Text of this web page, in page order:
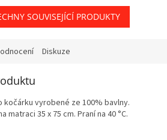
SOUVISEJÍCÍ PRODUKTY
Diskuze
vyrobené ze 100% bavlny.
matraci 35 x 75 cm. Praní na 40 °C.